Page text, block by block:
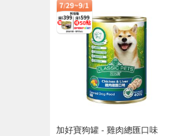
加好寶狗罐 - 雞肉總匯口味